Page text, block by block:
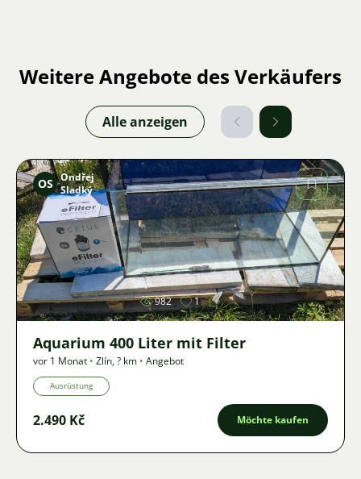
Weitere Angebote des Verkäufers
Alle anzeigen
Bild
OS Ondřej
Sladký
982 1
Aquarium 400 Liter mit Filter
vor 1 Monat • Zlín,? km • Angebot
Ausrüstung
2.490 Kč Möchte kaufen